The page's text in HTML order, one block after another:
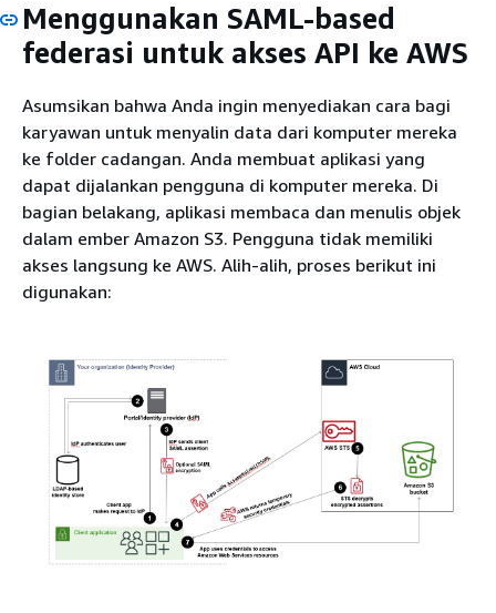
Menggunakan SAML-based
federasi untuk akses API ke AWS
Asumsikan bahwa Anda ingin menyediakan cara bagi
karyawan untuk menyalin data dari komputer mereka
ke folder cadangan. Anda membuat aplikasi yang
dapat dijalankan pengguna di komputer mereka. Di
bagian belakang, aplikasi membaca dan menulis objek
dalam ember Amazon S3. Pengguna tidak memiliki
akses langsung ke AWS. Alih-alih, proses berikut ini
digunakan: